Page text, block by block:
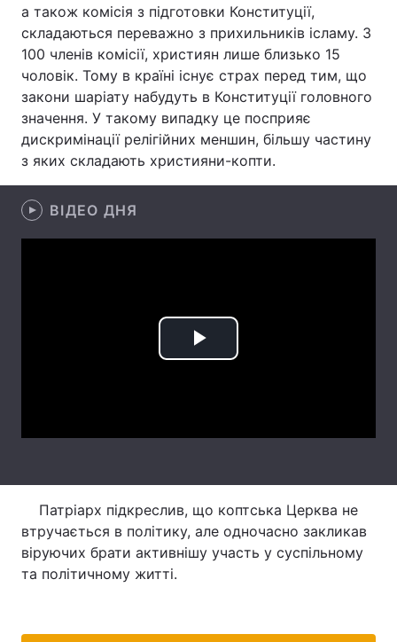
Головна Війна
Україна Політика
Економіка Світ
Техно і зв'язок
Інтерв'ю
Архів Вакансії
Контакти
а також комісія з підготовки Конституції,
складаються переважно з прихильників ісламу. З
100 членів комісії, християн лише близько 15
чоловік. Тому в країні існує страх перед тим, що
закони шаріату набудуть в Конституції головного
значення. У такому випадку це посприяє
дискримінації релігійних меншин, більшу частину
з яких складають християни-копти.
ВІДЕО ДНЯ
Play
Патріарх підкреслив, що коптська Церква не
втручається в політику, але одночасно закликав
віруючих брати активнішу участь у суспільному
та політичному житті.